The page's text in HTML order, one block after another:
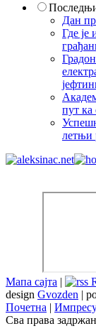
Дан
Где је
пут ка
летњи
Мапа сајта |
design Gvozden |
Почетна |
Сва права